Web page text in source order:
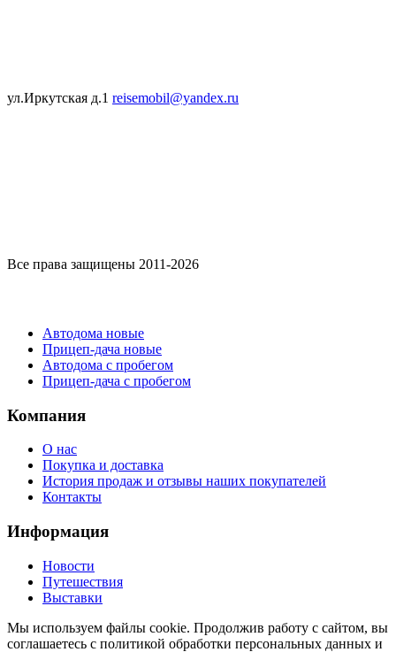
ул.Иркутская д.1 reisemobil@yandex.ru
Все права защищены 2011-2026
Автодома новые
Прицеп-дача новые
Автодома с пробегом
Прицеп-дача с пробегом
Компания
О нас
Покупка и доставка
История продаж и отзывы наших покупателей
Контакты
Информация
Новости
Путешествия
Выставки
Мы используем файлы cookie. Продолжив работу с сайтом, вы
соглашаетесь с политикой обработки персональных данных и